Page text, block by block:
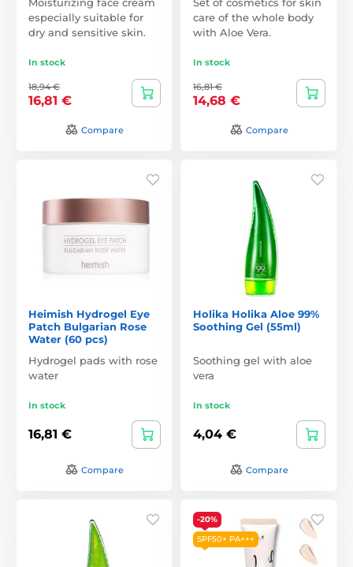
especially suitable for
dry and sensitive skin.
In stock
18,94 €
16,81 €
Compare
care of the whole body
with Aloe Vera.
In stock
16,81 €
14,68 €
Compare
Heimish Hydrogel Eye
Patch Bulgarian Rose
Water (60 pcs)
Hydrogel pads with rose
water
In stock
16,81 €
Compare
Holika Holika Aloe 99%
Soothing Gel (55ml)
Soothing gel with aloe
vera
In stock
4,04 €
Compare
-20%
SPF50+ PA+++